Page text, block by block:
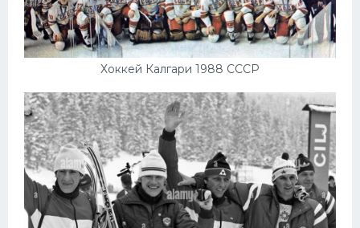
Хоккей Калгари 1988 СССР